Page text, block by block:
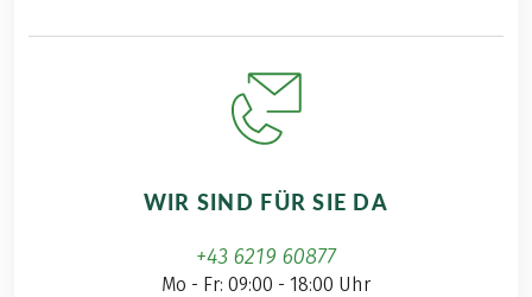
WIR SIND FÜR SIE DA
+43 6219 60877
Mo - Fr: 09:00 - 18:00 Uhr